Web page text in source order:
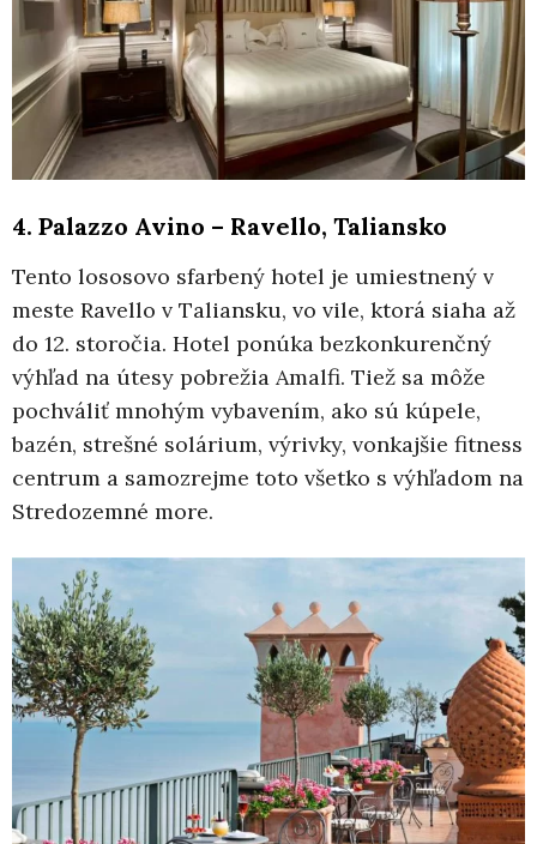
4. Palazzo Avino – Ravello, Taliansko
Tento lososovo sfarbený hotel je umiestnený v
meste Ravello v Taliansku, vo vile, ktorá siaha až
do 12. storočia. Hotel ponúka bezkonkurenčný
výhľad na útesy pobrežia Amalfi. Tiež sa môže
pochváliť mnohým vybavením, ako sú kúpele,
bazén, strešné solárium, výrivky, vonkajšie fitness
centrum a samozrejme toto všetko s výhľadom na
Stredozemné more.